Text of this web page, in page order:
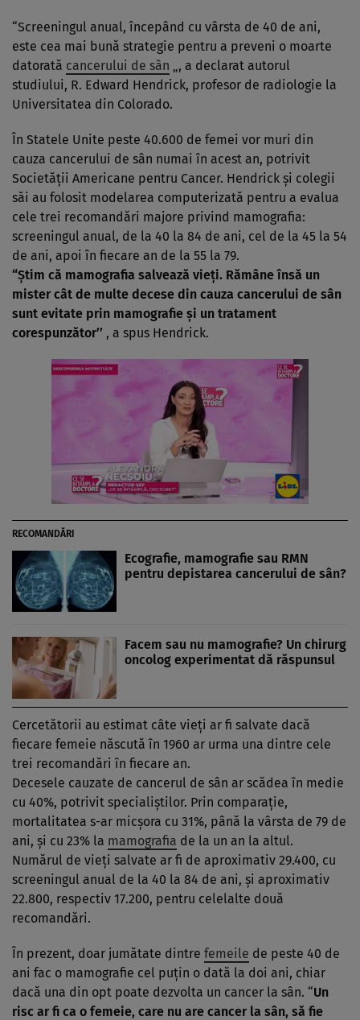
“Screeningul anual, începând cu vârsta de 40 de ani,
este cea mai bună strategie pentru a preveni o moarte
datorată cancerului de sân „, a declarat autorul
studiului, R. Edward Hendrick, profesor de radiologie la
Universitatea din Colorado.
În Statele Unite peste 40.600 de femei vor muri din
cauza cancerului de sân numai în acest an, potrivit
Societăţii Americane pentru Cancer. Hendrick şi colegii
săi au folosit modelarea computerizată pentru a evalua
cele trei recomandări majore privind mamografia:
screeningul anual, de la 40 la 84 de ani, cel de la 45 la 54
de ani, apoi în fiecare an de la 55 la 79.
“Ştim că mamografia salvează vieţi. Rămâne însă un
mister cât de multe decese din cauza cancerului de sân
sunt evitate prin mamografie şi un tratament
corespunzător’’ , a spus Hendrick.
RECOMANDĂRI
Ecografie, mamografie sau RMN
pentru depistarea cancerului de sân?
Facem sau nu mamografie? Un chirurg
oncolog experimentat dă răspunsul
Cercetătorii au estimat câte vieţi ar fi salvate dacă
fiecare femeie născută în 1960 ar urma una dintre cele
trei recomandări în fiecare an.
Decesele cauzate de cancerul de sân ar scădea în medie
cu 40%, potrivit specialiştilor. Prin comparaţie,
mortalitatea s-ar micşora cu 31%, până la vârsta de 79 de
ani, şi cu 23% la mamografia de la un an la altul.
Numărul de vieţi salvate ar fi de aproximativ 29.400, cu
screeningul anual de la 40 la 84 de ani, şi aproximativ
22.800, respectiv 17.200, pentru celelalte două
recomandări.
În prezent, doar jumătate dintre femeile de peste 40 de
ani fac o mamografie cel puţin o dată la doi ani, chiar
dacă una din opt poate dezvolta un cancer la sân. “Un
risc ar fi ca o femeie, care nu are cancer la sân, să fie